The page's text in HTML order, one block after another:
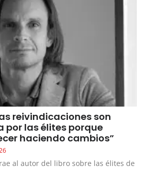
reivindicaciones son
por las élites porque
haciendo cambios”
al autor del libro sobre las élites de